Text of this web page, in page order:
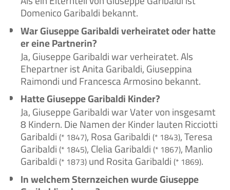
Domenico Garibaldi bekannt.
War Giuseppe Garibaldi verheiratet oder hatte
er eine Partnerin?
Ja, Giuseppe Garibaldi war verheiratet. Als
Ehepartner ist Anita Garibaldi, Giuseppina
Raimondi und Francesca Armosino bekannt.
Hatte Giuseppe Garibaldi Kinder?
Ja, Giuseppe Garibaldi war Vater von insgesamt
8 Kindern. Die Namen der Kinder lauten Ricciotti
Garibaldi(* 1847), Rosa Garibaldi(* 1843), Teresa
Garibaldi(* 1845), Clelia Garibaldi(* 1867), Manlio
Garibaldi(* 1873)und Rosita Garibaldi(* 1869).
In welchem Sternzeichen wurde Giuseppe